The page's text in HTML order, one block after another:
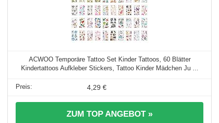
ACWOO Temporäre Tattoo Set Kinder Tattoos, 60 Blätter
Kindertattoos Aufkleber Stickers, Tattoo Kinder Mädchen Ju ...
4,29 €
ZUM TOP ANGEBOT »